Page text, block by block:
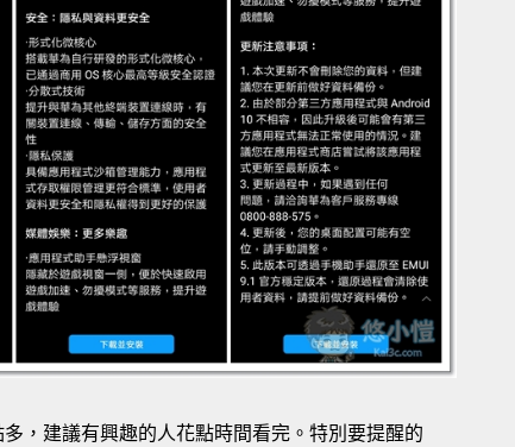
，建議有興趣的人花點時間看完。特別要提醒的